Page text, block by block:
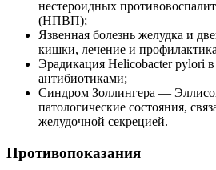
нестероидных
(НПВП);
Язвенная болезнь желудка и
кишки, лечение и
Эрадикация Helicobacter pylori
антибиотиками;
Синдром Золлингера —
патологические состояния,
желудочной секрецией.
Противопоказания